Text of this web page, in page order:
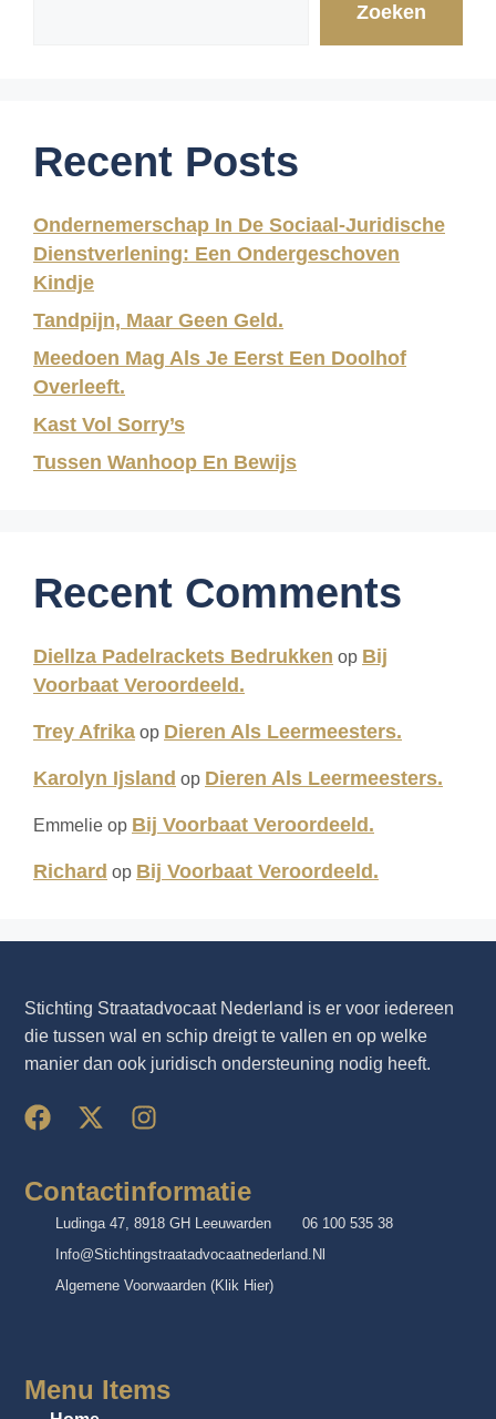
Zoeken
Recent Posts
Ondernemerschap In De Sociaal-Juridische
Dienstverlening: Een Ondergeschoven
Kindje
Tandpijn, Maar Geen Geld.
Meedoen Mag Als Je Eerst Een Doolhof
Overleeft.
Kast Vol Sorry’s
Tussen Wanhoop En Bewijs
Recent Comments
Diellza Padelrackets Bedrukken op Bij
Voorbaat Veroordeeld.
Trey Afrika op Dieren Als Leermeesters.
Karolyn Ijsland op Dieren Als Leermeesters.
Emmelie op Bij Voorbaat Veroordeeld.
Richard op Bij Voorbaat Veroordeeld.
Stichting Straatadvocaat Nederland is er voor iedereen
die tussen wal en schip dreigt te vallen en op welke
manier dan ook juridisch ondersteuning nodig heeft.
Contactinformatie
Ludinga 47, 8918 GH Leeuwarden
06 100 535 38
Info@stichtingstraatadvocaatnederland.nl
Algemene Voorwaarden (klik Hier)
Menu Items